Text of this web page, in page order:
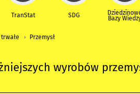
TranStat SDG Bazy
Przemysł
wyrobów